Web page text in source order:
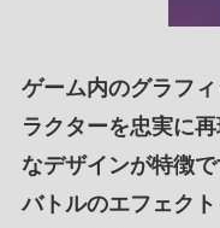
ゲーム内のグラフィ
ラクターを忠実に
なデザインが特徴で
バトルのエフェクト